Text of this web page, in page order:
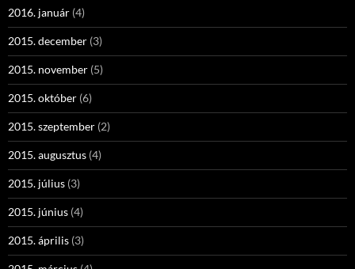
2016. január (4)
2015. december (3)
2015. november (5)
2015. október (6)
2015. szeptember (2)
2015. augusztus (4)
2015. július (3)
2015. június (4)
2015. április (3)